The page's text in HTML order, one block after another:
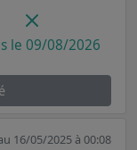
le 09/08/2026
16/05/2025 à 00:08